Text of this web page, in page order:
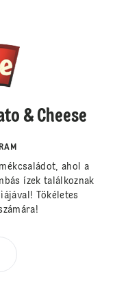
& Cheese
ahol a
ízek találkoznak
Tökéletes